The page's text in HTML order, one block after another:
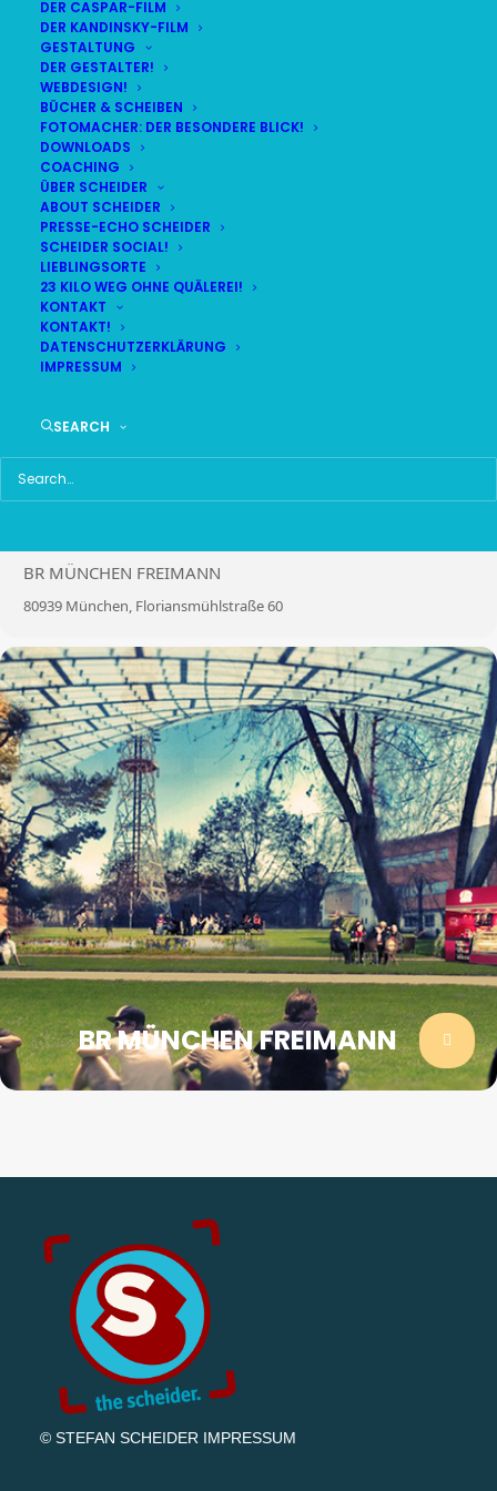
DER CASPAR-FILM
DER KANDINSKY-FILM
GESTALTUNG
DER GESTALTER!
WEBDESIGN!
BÜCHER & SCHEIBEN
FOTOMACHER: DER BESONDERE BLICK!
DOWNLOADS
COACHING
ÜBER SCHEIDER
ABOUT SCHEIDER
PRESSE-ECHO SCHEIDER
SCHEIDER SOCIAL!
LIEBLINGSORTE
23 KILO WEG OHNE QUÄLEREI!
KONTAKT
KONTAKT!
DATENSCHUTZERKLÄRUNG
IMPRESSUM
SEARCH
BR MÜNCHEN FREIMANN
80939 München, Floriansmühlstraße 60
BR MÜNCHEN FREIMANN
© STEFAN SCHEIDER IMPRESSUM